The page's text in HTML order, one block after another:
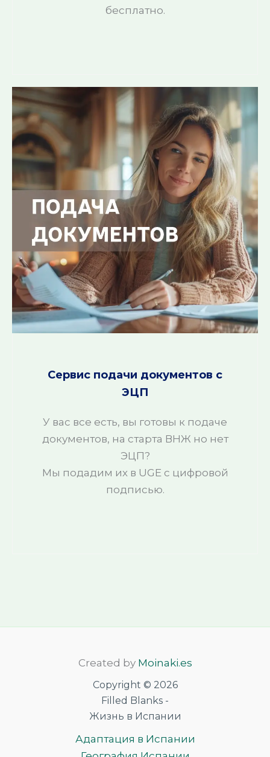
бесплатно.
Сервис подачи документов с
ЭЦП
У вас все есть, вы готовы к подаче
документов, на старта ВНЖ но нет
ЭЦП?
Мы подадим их в UGE с цифровой
подписью.
Created by Moinaki.es
Copyright © 2026
Filled Blanks -
Жизнь в Испании
Адаптация в Испании